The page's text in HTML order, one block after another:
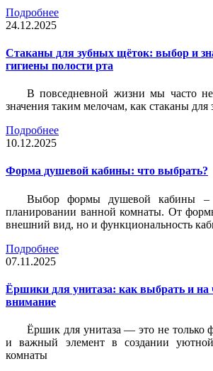
Подробнее
24.12.2025
Стаканы для зубных щёток: выбор и
гигиены полости рта
В повседневной жизни мы часто
значения таким мелочам, как стаканы
Подробнее
10.12.2025
Форма душевой кабины: что выбрать?
Выбор формы душевой кабины
планировании ванной комнаты. От
внешний вид, но и функциональность
Подробнее
07.11.2025
Ёршики для унитаза: как выбрать и на
внимание
Ёршик для унитаза — это не только
и важный элемент в создании
комнаты